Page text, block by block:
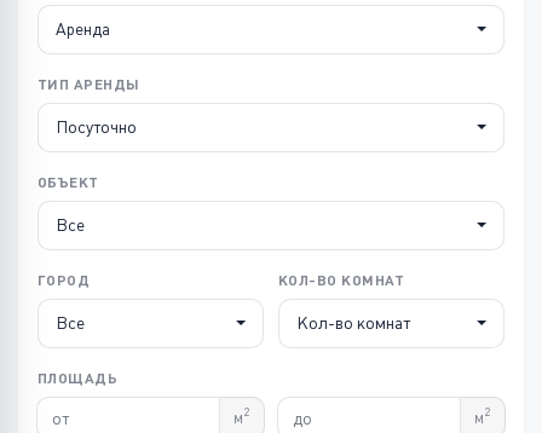
Аренда
ТИП АРЕНДЫ
Посуточно
ОБЪЕКТ
Все
ГОРОД
Все
КОЛ-ВО КОМНАТ
Кол-во комнат
ПЛОЩАДЬ
м2 м2